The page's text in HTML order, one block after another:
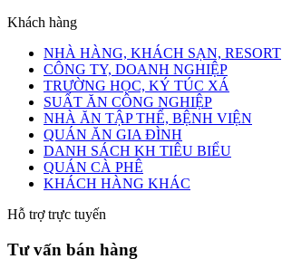
Khách hàng
NHÀ HÀNG, KHÁCH SẠN, RESORT
CÔNG TY, DOANH NGHIỆP
TRƯỜNG HỌC, KÝ TÚC XÁ
SUẤT ĂN CÔNG NGHIỆP
NHÀ ĂN TẬP THỂ, BỆNH VIỆN
QUÁN ĂN GIA ĐÌNH
DANH SÁCH KH TIÊU BIỂU
QUÁN CÀ PHÊ
KHÁCH HÀNG KHÁC
Hỗ trợ trực tuyến
Tư vấn bán hàng